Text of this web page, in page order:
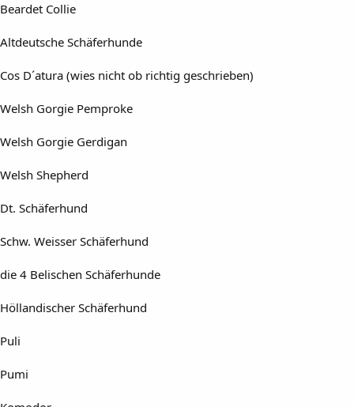
Beardet Collie
Altdeutsche Schäferhunde
Cos D´atura (wies nicht ob richtig geschrieben)
Welsh Gorgie Pemproke
Welsh Gorgie Gerdigan
Welsh Shepherd
Dt. Schäferhund
Schw. Weisser Schäferhund
die 4 Belischen Schäferhunde
Höllandischer Schäferhund
Puli
Pumi